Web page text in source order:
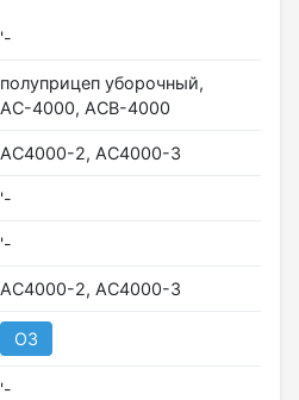
'-
полуприцеп уборочный,
АС-4000, АСВ-4000
АС4000-2, АС4000-3
'-
'-
АС4000-2, АС4000-3
O3
'-